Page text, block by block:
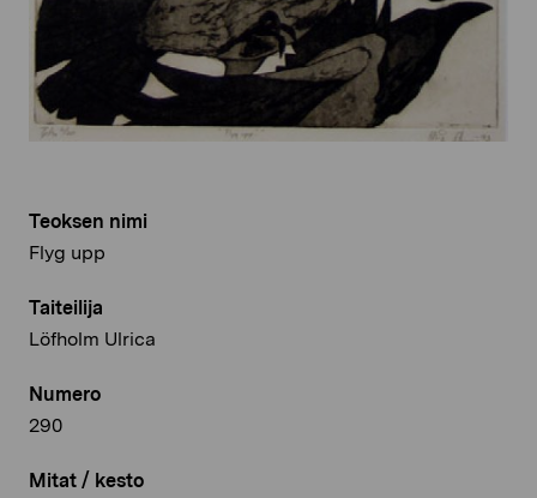
Teoksen nimi
Flyg upp
Taiteilija
Löfholm Ulrica
Numero
290
Mitat / kesto